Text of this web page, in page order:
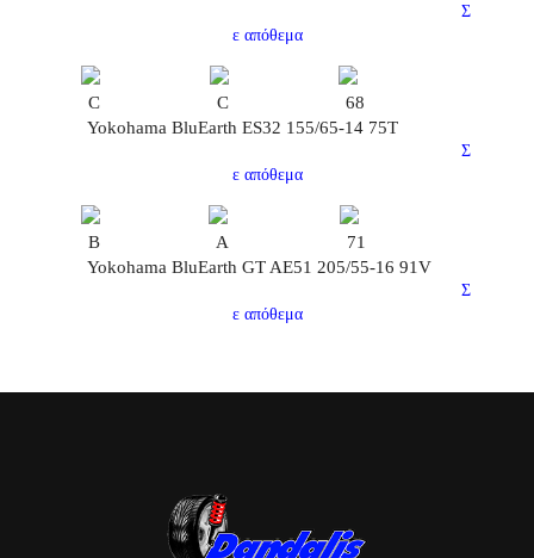
Σ
ε απόθεμα
C C
68
Yokohama BluEarth ES32 155/65-14 75T
Σ
ε απόθεμα
B A
71
Yokohama BluEarth GT AE51 205/55-16 91V
Σ
ε απόθεμα